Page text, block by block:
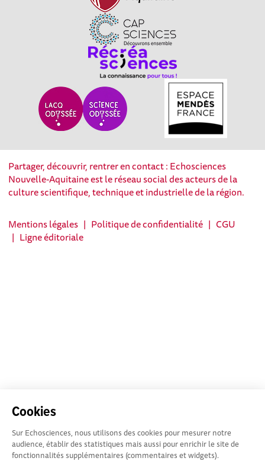
Cookies
Sur Echosciences, nous utilisons des cookies pour mesurer notre
audience, établir des statistiques mais aussi pour enrichir le site de
fonctionnalités supplémentaires (commentaires et widgets).
Partager, découvrir, rentrer en contact : Echosciences
Nouvelle-Aquitaine est le réseau social des acteurs de la
culture scientifique, technique et industrielle de la région.
Mentions légales | Politique de confidentialité | CGU
| Ligne éditoriale